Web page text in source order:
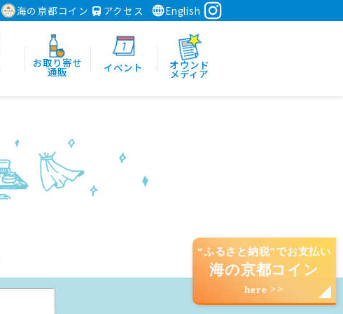
海の京都コイン アクセス English
お取り寄せ
通販 イベント オウンド
メディア
“ふるさと納税”でお支払い
海の京都コイン
here >>